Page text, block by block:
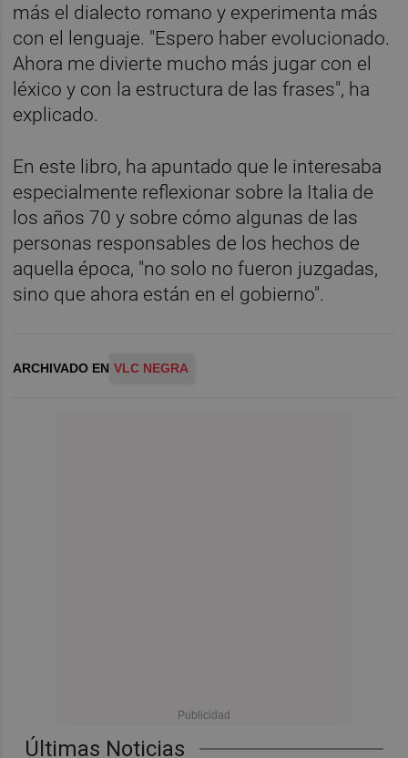
Últimas Noticias
más el dialecto romano y experimenta más
con el lenguaje. "Espero haber evolucionado.
Ahora me divierte mucho más jugar con el
léxico y con la estructura de las frases", ha
explicado.
En este libro, ha apuntado que le interesaba
especialmente reflexionar sobre la Italia de
los años 70 y sobre cómo algunas de las
personas responsables de los hechos de
aquella época, "no solo no fueron juzgadas,
sino que ahora están en el gobierno".
ARCHIVADO EN VLC NEGRA